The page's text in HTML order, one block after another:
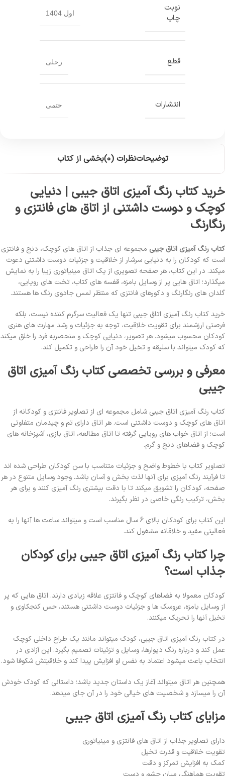
نوبت
چاپ
اول 1404
قطع رحلی
انتشارات حتمی
توضیحاتنظرات (0) بخشی از کتاب
خرید کتاب رنگ آمیزی اتاق جیبی | دنیایی
کوچک و دوست داشتنی از اتاق های فانتزی و
رنگارنگ
کتاب رنگ آمیزی اتاق جیبی مجموعه ای جذاب از اتاق های کوچک، دنج و فانتزی
است که کودکان را به دنیایی سرشار از خلاقیت و جزئیات دوست داشتنی دعوت
میکند. در این کتاب، هر صفحه تصویری از یک اتاق مینیاتوری زیبا را به نمایش
میگذارد؛ اتاق هایی پر از وسایل بامزه، قفسه های کتاب، تخت های رویایی،
گلدان های رنگارنگ و دکورهای فانتزی که منتظر لمس جادوی رنگ ها هستند.
خرید کتاب رنگ آمیزی اتاق جیبی تنها یک فعالیت سرگرم کننده نیست، بلکه
فرصتی ارزشمند برای تقویت خلاقیت، توجه به جزئیات و رشد مهارت های هنری
کودکان محسوب میشود. هر تصویر، دنیایی کوچک و منحصربه فرد را خلق میکند
که کودک میتواند با سلیقه و تخیل خود آن را طراحی و تکمیل کند.
معرفی و بررسی تخصصی کتاب رنگ آمیزی اتاق
جیبی
کتاب رنگ آمیزی اتاق جیبی شامل مجموعه ای از تصاویر فانتزی و کودکانه از
اتاق های کوچک و دوست داشتنی است. هر اتاق دارای تم و چیدمان متفاوتی
است؛ از اتاق خواب های رویایی گرفته تا اتاق مطالعه، اتاق بازی، آشپزخانه های
کوچک و فضاهای دنج و گرم.
تصاویر کتاب با خطوط واضح و جزئیات متناسب با سن کودکان طراحی شده اند
تا فرآیند رنگ آمیزی برای آنها لذت بخش و آسان باشد. وجود وسایل متنوع در هر
صفحه، کودکان را تشویق میکند تا با دقت بیشتری رنگ آمیزی کنند و برای هر
بخش، ترکیب رنگی خاصی در نظر بگیرند.
این کتاب برای کودکان بالای 6 سال مناسب است و میتواند ساعت ها آنها را به
فعالیتی مفید و خلاقانه مشغول کند.
چرا کتاب رنگ آمیزی اتاق جیبی برای کودکان
جذاب است؟
کودکان معمولا به فضاهای کوچک و فانتزی علاقه زیادی دارند. اتاق هایی که پر
از وسایل بامزه، عروسک ها و جزئیات دوست داشتنی هستند، حس کنجکاوی و
تخیل آنها را تحریک میکنند.
در کتاب رنگ آمیزی اتاق جیبی، کودک میتواند مانند یک طراح داخلی کوچک
عمل کند و درباره رنگ دیوارها، وسایل و تزئینات تصمیم بگیرد. این آزادی در
انتخاب باعث میشود اعتماد به نفس او افزایش پیدا کند و خلاقیتش شکوفا شود.
همچنین هر اتاق میتواند آغاز یک داستان جدید باشد؛ داستانی که کودک خودش
آن را میسازد و شخصیت های خیالی خود را در آن جای میدهد.
مزایای کتاب رنگ آمیزی اتاق جیبی
دارای تصاویر جذاب از اتاق های فانتزی و مینیاتوری
تقویت خلاقیت و قدرت تخیل
کمک به افزایش تمرکز و دقت